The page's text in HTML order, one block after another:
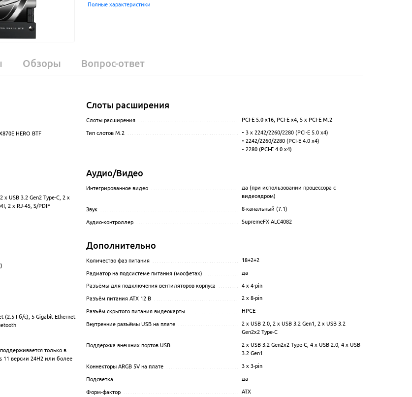
Полные характеристики
Обзоры Вопрос-ответ
HERO BTF
x USB 3.2 Gen2 Type-C, 2 x
2 x RJ-45, S/PDIF
(2.5 Гб/с), 5 Gigabit Ethernet
только в
11 версии 24H2 или более
Слоты расширения
Слоты расширения PCI-E 5.0 x16, PCI-E x4, 5 x PCI-E M.2
Тип слотов M.2
3 x 2242/2260/2280 (PCI-E 5.0 x4)
2242/2260/2280 (PCI-E 4.0 x4)
2280 (PCI-E 4.0 x4)
Аудио/Видео
Интегрированное видео
да (при использовании процессора с
видеоядром)
Звук 8-канальный (7.1)
Аудио-контроллер SupremeFX ALC4082
Дополнительно
Количество фаз питания 18+2+2
Радиатор на подсистеме питания (мосфетах) да
Разъёмы для подключения вентиляторов корпуса 4 x 4-pin
Разъём питания ATX 12 В 2 x 8-pin
Разъём скрытого питания видеокарты HPCE
Внутренние разъёмы USB на плате
2 x USB 2.0, 2 x USB 3.2 Gen1, 2 x USB 3.2
Gen2x2 Type-C
Поддержка внешних портов USB
2 x USB 3.2 Gen2x2 Type-C, 4 x USB 2.0, 4 x USB
3.2 Gen1
Коннекторы ARGB 5V на плате 3 x 3-pin
Подсветка да
Форм-фактор ATX